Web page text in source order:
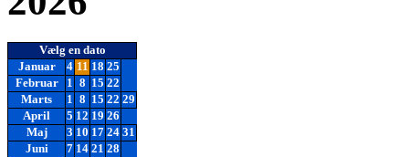
Vælg en dato
Januar
4 11 18 25
Februar
1 8 15 22
Marts
1 8 15 22 29
April
5 12 19 26
Maj
3 10 17 24 31
Juni
7 14 21 28